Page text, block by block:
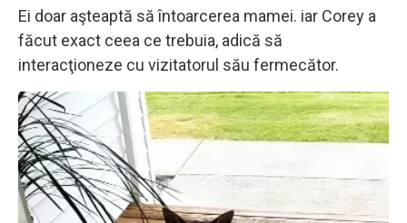
Ei doar aşteaptă să întoarcerea mamei. iar Corey a
făcut exact ceea ce trebuia, adică să
interacţioneze cu vizitatorul său fermecător.